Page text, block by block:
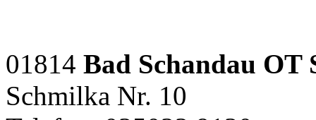
01814 Bad Schandau OT
Schmilka Nr. 10